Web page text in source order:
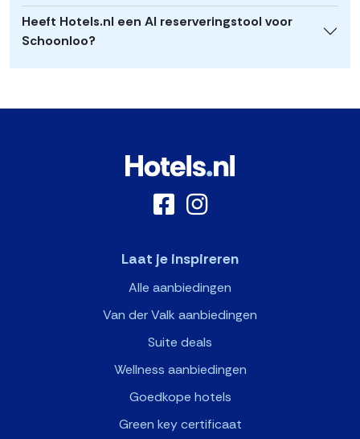
Heeft Hotels.nl een AI reserveringstool voor
Schoonloo?
Laat je inspireren
Alle aanbiedingen
Van der Valk aanbiedingen
Suite deals
Wellness aanbiedingen
Goedkope hotels
Green key certificaat